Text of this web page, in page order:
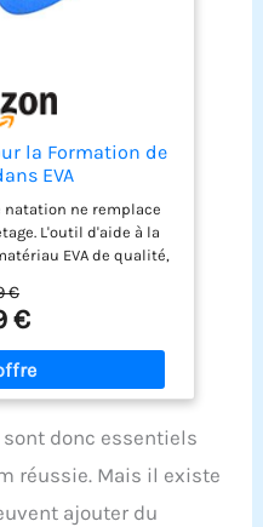
la Formation de
EVA
natation ne remplace
L'outil d'aide à la
EVA de qualité,
de pied aux jambes,
du haut du corps
de natation. Maîtrisez
et améliorez les
de natation à long
€
€
donc essentiels
réussie. Mais il existe
ajouter du